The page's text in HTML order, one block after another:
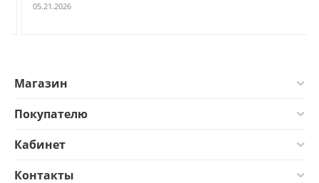
05.21.2026
Магазин
Покупателю
Кабинет
Контакты